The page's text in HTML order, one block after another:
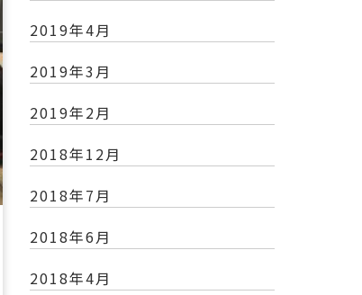
2019年4月
2019年3月
2019年2月
2018年12月
2018年7月
2018年6月
2018年4月